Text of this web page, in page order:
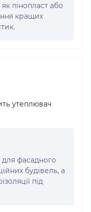
пінопласт або
кращих
утеплювач
фасадного
будівель, а
під